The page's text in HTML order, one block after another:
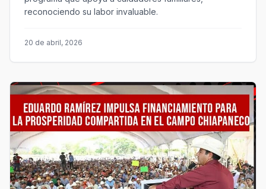
reconociendo su labor invaluable.
20 de abril, 2026